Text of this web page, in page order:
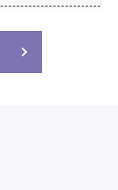
ス制度設計
支援